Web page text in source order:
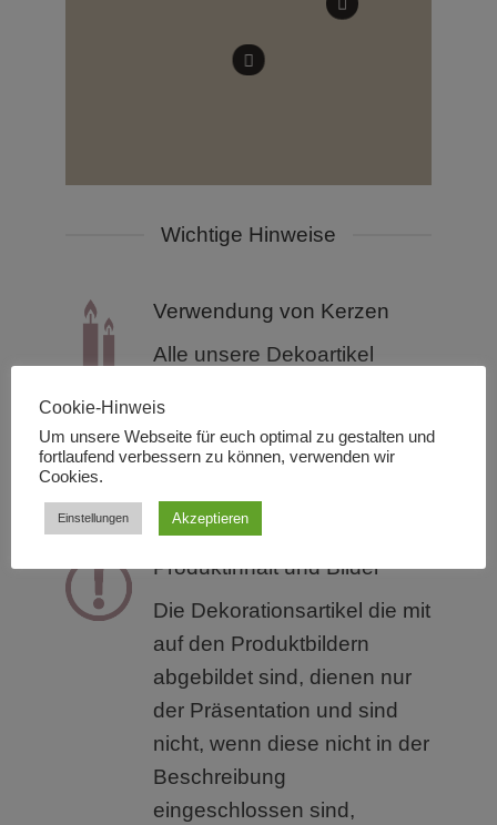
Wichtige Hinweise
Verwendung von Kerzen
Alle unsere Dekoartikel
Schwimmkerzengläser) nur
mit LED Kerzen verwendet
Produktinhalt und Bilder
Die Dekorationsartikel die mit
auf den Produktbildern
abgebildet sind, dienen nur
der Präsentation und sind
nicht, wenn diese nicht in der
Beschreibung
eingeschlossen sind,
Cookie-Hinweis
Um unsere Webseite für euch optimal zu gestalten und
fortlaufend verbessern zu können, verwenden wir
Cookies.
Einstellungen Akzeptieren